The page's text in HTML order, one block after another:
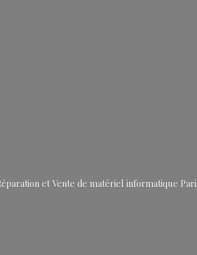
et Vente de matériel informatique